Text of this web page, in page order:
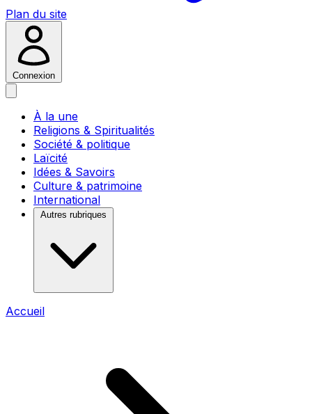
Plan du site
Connexion
À la une
Religions & Spiritualités
Société & politique
Laïcité
Idées & Savoirs
Culture & patrimoine
International
Autres rubriques
Accueil